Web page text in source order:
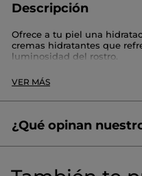
Descripción
Ofrece a tu piel una
cremas hidratantes que
luminosidad del rostro.
Este set contiene :
- 2x Gel-Cremas
para un efecto fresco y
Ácido Hialurónico, ayuda a
la piel para una hidratación
VER MÁS
¿Qué opinan
☆☆☆☆☆
☆☆☆☆☆